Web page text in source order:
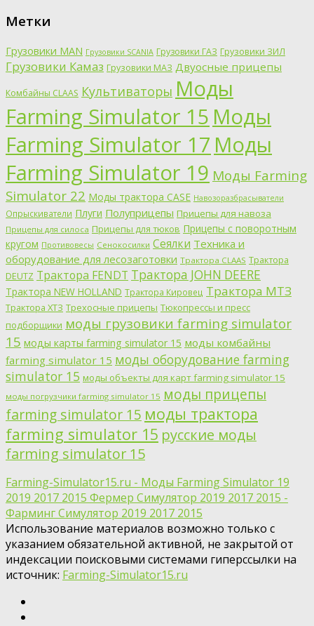
Метки
Грузовики MAN Грузовики SCANIA Грузовики ГАЗ Грузовики ЗИЛ
Грузовики Камаз Грузовики МАЗ Двуосные прицепы
Комбайны CLAAS Культиваторы Моды
Farming Simulator 15 Моды
Farming Simulator 17 Моды
Farming Simulator 19 Моды Farming
Simulator 22 Моды трактора CASE Навозоразбрасыватели
Опрыскиватели Плуги Полуприцепы Прицепы для навоза
Прицепы для силоса Прицепы для тюков Прицепы с поворотным
кругом Противовесы Сенокосилки Сеялки Техника и
оборудование для лесозаготовки Трактора CLAAS Трактора
DEUTZ Трактора FENDT Трактора JOHN DEERE
Трактора NEW HOLLAND Трактора Кировец Трактора МТЗ
Трактора ХТЗ Трехосные прицепы Тюкопрессы и пресс
подборщики моды грузовики farming simulator
15 моды карты farming simulator 15 моды комбайны
farming simulator 15 моды оборудование farming
simulator 15 моды объекты для карт farming simulator 15
моды погрузчики farming simulator 15 моды прицепы
farming simulator 15 моды трактора
farming simulator 15 русские моды
farming simulator 15
Farming-Simulator15.ru - Моды Farming Simulator 19
2019 2017 2015 Фермер Симулятор 2019 2017 2015 -
Фарминг Симулятор 2019 2017 2015
Использование материалов возможно только с
указанием обязательной активной, не закрытой от
индексации поисковыми системами гиперссылки на
источник: Farming-Simulator15.ru